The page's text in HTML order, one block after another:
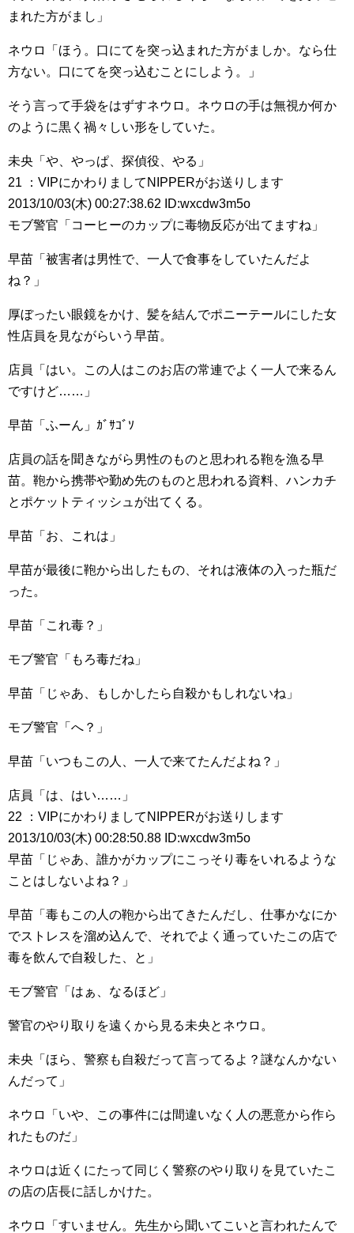
まれた方がまし」
ネウロ「ほう。口にてを突っ込まれた方がましか。なら仕
方ない。口にてを突っ込むことにしよう。」
そう言って手袋をはずすネウロ。ネウロの手は無視か何か
のように黒く禍々しい形をしていた。
未央「や、やっぱ、探偵役、やる」
21 ：VIPにかわりましてNIPPERがお送りします
2013/10/03(木) 00:27:38.62 ID:wxcdw3m5o
モブ警官「コーヒーのカップに毒物反応が出てますね」
早苗「被害者は男性で、一人で食事をしていたんだよ
ね？」
厚ぼったい眼鏡をかけ、髪を結んでポニーテールにした女
性店員を見ながらいう早苗。
店員「はい。この人はこのお店の常連でよく一人で来るん
ですけど……」
早苗「ふーん」ｶﾞｻｺﾞｿ
店員の話を聞きながら男性のものと思われる鞄を漁る早
苗。鞄から携帯や勤め先のものと思われる資料、ハンカチ
とポケットティッシュが出てくる。
早苗「お、これは」
早苗が最後に鞄から出したもの、それは液体の入った瓶だ
った。
早苗「これ毒？」
モブ警官「もろ毒だね」
早苗「じゃあ、もしかしたら自殺かもしれないね」
モブ警官「へ？」
早苗「いつもこの人、一人で来てたんだよね？」
店員「は、はい……」
22 ：VIPにかわりましてNIPPERがお送りします
2013/10/03(木) 00:28:50.88 ID:wxcdw3m5o
早苗「じゃあ、誰かがカップにこっそり毒をいれるような
ことはしないよね？」
早苗「毒もこの人の鞄から出てきたんだし、仕事かなにか
でストレスを溜め込んで、それでよく通っていたこの店で
毒を飲んで自殺した、と」
モブ警官「はぁ、なるほど」
警官のやり取りを遠くから見る未央とネウロ。
未央「ほら、警察も自殺だって言ってるよ？謎なんかない
んだって」
ネウロ「いや、この事件には間違いなく人の悪意から作ら
れたものだ」
ネウロは近くにたって同じく警察のやり取りを見ていたこ
の店の店長に話しかけた。
ネウロ「すいません。先生から聞いてこいと言われたんで